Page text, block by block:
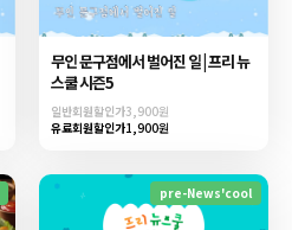
무인 문구점에서 벌어진 일 | 프리 뉴
스쿨 시즌5
일반회원할인가3,900원
유료회원할인가1,900원
pre-News'cool